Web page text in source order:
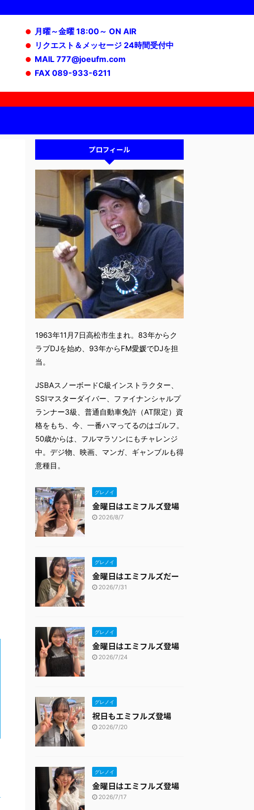
月曜～金曜 18:00～ ON AIR
リクエスト＆メッセージ 24時間受付中
MAIL 777@joeufm.com
FAX 089-933-6211
プロフィール
1963年11月7日高松市生まれ。83年からク
ラブDJを始め、93年からFM愛媛でDJを担
当。
JSBAスノーボードC級インストラクター、
SSIマスターダイバー、ファイナンシャルプ
ランナー3級、普通自動車免許（AT限定）資
格をもち、今、一番ハマってるのはゴルフ。
50歳からは、フルマラソンにもチャレンジ
中。デジ物、映画、マンガ、ギャンブルも得
意種目。
グレノイ
金曜日はエミフルズ登場
2026/8/7
グレノイ
金曜日はエミフルズだー
2026/7/31
グレノイ
金曜日はエミフルズ登場
2026/7/24
グレノイ
祝日もエミフルズ登場
2026/7/20
グレノイ
金曜日はエミフルズ登場
2026/7/17